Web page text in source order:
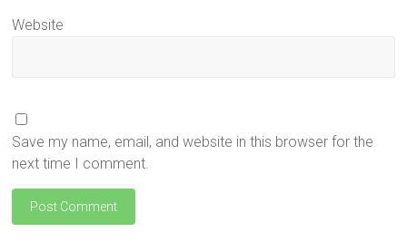
Website
Save my name, email, and website in this browser for the
next time I comment.